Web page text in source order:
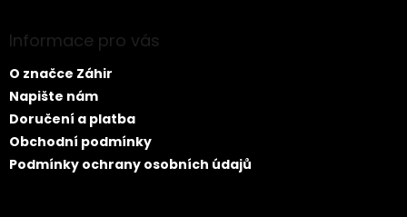
ä
e
Informace pro vás
O značce Záhir
Napište nám
Doručení a platba
Obchodní podmínky
Podmínky ochrany osobních údajů